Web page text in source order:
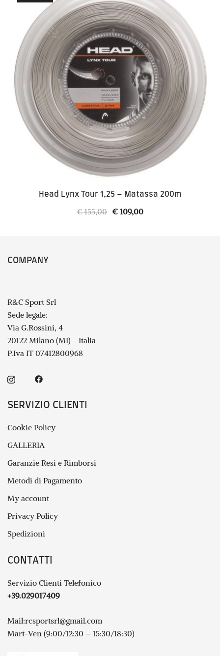
Head Lynx Tour 1,25 – Matassa 200m
€155,00 Il
€ 109,00Il
COMPANY
R&C Sport Srl
Sede legale:
Via G.Rossini, 4
20122 Milano (MI) - Italia
P.Iva IT 07412800968
SERVIZIO CLIENTI
Cookie Policy
GALLERIA
Garanzie Resi e Rimborsi
Metodi di Pagamento
My account
Privacy Policy
Spedizioni
CONTATTI
Servizio Clienti Telefonico
+39.029017409
Mail:rcsportsrl@gmail.com
Mart-Ven (9:00/12:30 – 15:30/18:30)